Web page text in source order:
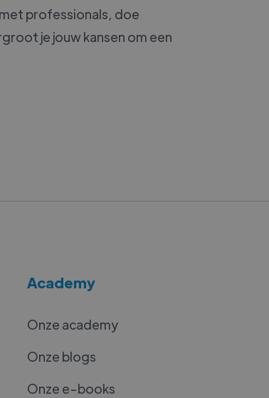
professionals, doe
je jouw kansen om een
Academy
Onze academy
Onze blogs
Onze e-books